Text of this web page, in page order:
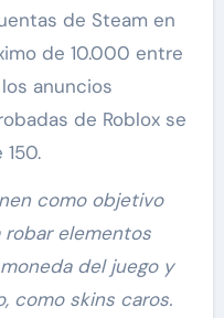
de Steam en
de 10.000 entre
anuncios
de Roblox se
como objetivo
elementos
del juego y
como skins caros.